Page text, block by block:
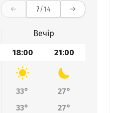
7/14
Вечір
18:00 21:00
33°
27°
33° 27°